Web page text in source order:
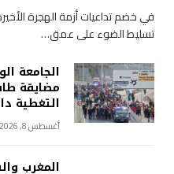
في خضم تداعيات أزمة الهجرة
تسليط الضوء على عمق…
الجامعة
مضايقة
التغطية
أغسطس 8, 2026
المغرب